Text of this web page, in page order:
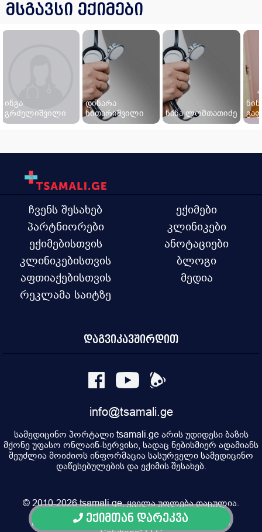
ექიმთან დარეკვა
მსგავსი ექიმები
ინგა
გრძელიშვილი
დინარა
ხითარიშვილი
ნანა ლომთათიძე
ჩვენს შესახებ
პარტნიორები
ექიმებისთვის
კლინიკებისთვის
აფთიაქებისთვის
რეკლამა საიტზე
ექიმები
კლინიკები
ანოტაციები
ბლოგი
მედია
დაგვიკავშირდით
info@tsamali.ge
სამედიცინო პორტალი tsamali.ge არის უდიდესი ბაზის
მქონე უფასო ონლაინ-სერვისი, სადაც ნებისმიერ ადამიანს
შეუძლია მოიძიოს ინფორმაცია სასურველი სამედიცინო
დაწესებულების და ექიმის შესახებ.
© 2010-2026 tsamali.ge, ყველა უფლება დაცულია.
Developed by Pulsar Digital, Property of "Digital